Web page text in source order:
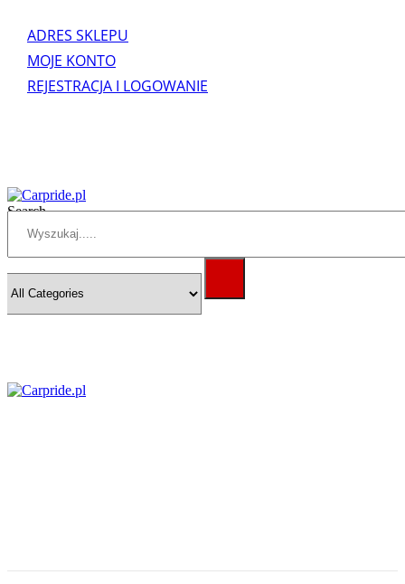
ADRES SKLEPU
MOJE KONTO
REJESTRACJA I LOGOWANIE
Search